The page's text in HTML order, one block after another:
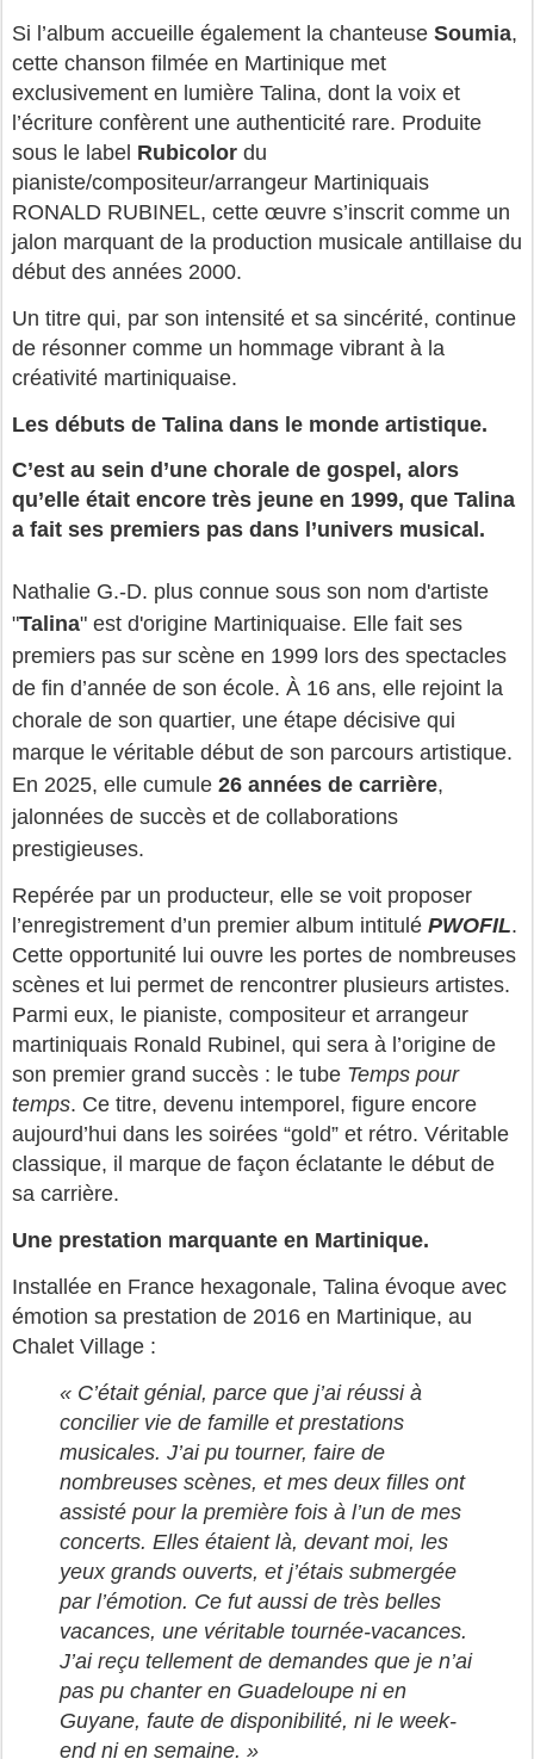
Si l’album accueille également la chanteuse Soumia,
cette chanson filmée en Martinique met
exclusivement en lumière Talina, dont la voix et
l’écriture confèrent une authenticité rare. Produite
sous le label Rubicolor du
pianiste/compositeur/arrangeur Martiniquais
RONALD RUBINEL, cette œuvre s’inscrit comme un
jalon marquant de la production musicale antillaise du
début des années 2000.
Un titre qui, par son intensité et sa sincérité, continue
de résonner comme un hommage vibrant à la
créativité martiniquaise.
Les débuts de Talina dans le monde artistique.
C’est au sein d’une chorale de gospel, alors
qu’elle était encore très jeune en 1999, que Talina
a fait ses premiers pas dans l’univers musical.
Nathalie G.-D. plus connue sous son nom d'artiste
"Talina" est d'origine Martiniquaise. Elle fait ses
premiers pas sur scène en 1999 lors des spectacles
de fin d’année de son école. À 16 ans, elle rejoint la
chorale de son quartier, une étape décisive qui
marque le véritable début de son parcours artistique.
En 2025, elle cumule 26 années de carrière,
jalonnées de succès et de collaborations
prestigieuses.
Repérée par un producteur, elle se voit proposer
l’enregistrement d’un premier album intitulé PWOFIL.
Cette opportunité lui ouvre les portes de nombreuses
scènes et lui permet de rencontrer plusieurs artistes.
Parmi eux, le pianiste, compositeur et arrangeur
martiniquais Ronald Rubinel, qui sera à l’origine de
son premier grand succès : le tube Temps pour
temps. Ce titre, devenu intemporel, figure encore
aujourd’hui dans les soirées “gold” et rétro. Véritable
classique, il marque de façon éclatante le début de
sa carrière.
Une prestation marquante en Martinique.
Installée en France hexagonale, Talina évoque avec
émotion sa prestation de 2016 en Martinique, au
Chalet Village :
« C’était génial, parce que j’ai réussi à
concilier vie de famille et prestations
musicales. J’ai pu tourner, faire de
nombreuses scènes, et mes deux filles ont
assisté pour la première fois à l’un de mes
concerts. Elles étaient là, devant moi, les
yeux grands ouverts, et j’étais submergée
par l’émotion. Ce fut aussi de très belles
vacances, une véritable tournée-vacances.
J’ai reçu tellement de demandes que je n’ai
pas pu chanter en Guadeloupe ni en
Guyane, faute de disponibilité, ni le week-
end ni en semaine. »